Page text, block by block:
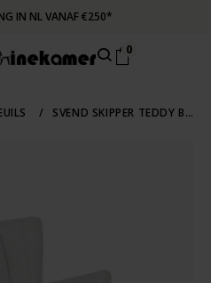
IN NL VANAF €250*
0
/ SVEND SKIPPER TEDDY BEAR CLUB FAUTEUIL GRIJS